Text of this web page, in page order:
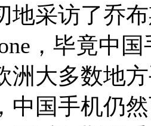
地采访了乔
，毕竟中
洲大多数地
中国手机仍